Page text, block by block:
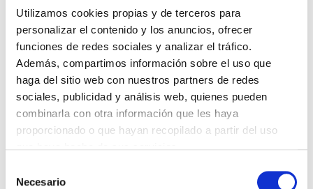
Utilizamos cookies propias y de terceros para
personalizar el contenido y los anuncios, ofrecer
funciones de redes sociales y analizar el tráfico.
Además, compartimos información sobre el uso que
haga del sitio web con nuestros partners de redes
sociales, publicidad y análisis web, quienes pueden
combinarla con otra información que les haya
proporcionado o que hayan recopilado a partir del uso
Necesario
5000 KG
7000 KG
9000 KG
10000 KG
12000 KG
15000 KG